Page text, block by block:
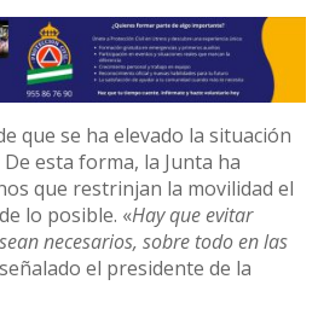
que se ha elevado la situación
esta forma, la Junta ha
que restrinjan la movilidad el
lo posible. «Hay que evitar
necesarios, sobre todo en las
el presidente de la